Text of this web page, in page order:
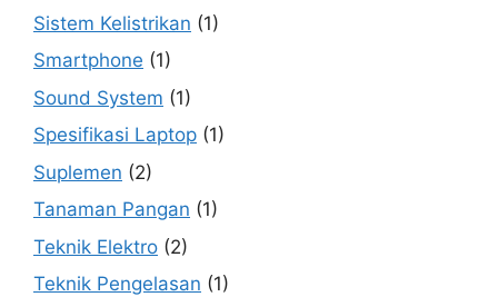
Sistem Kelistrikan (1)
Smartphone (1)
Sound System (1)
Spesifikasi Laptop (1)
Suplemen (2)
Tanaman Pangan (1)
Teknik Elektro (2)
Teknik Pengelasan (1)